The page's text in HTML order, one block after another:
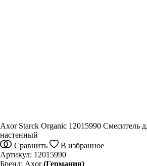
Axor Starck Organic 12015990 Смеситель
настенный
Сравнить
В избранное
Артикул: 12015990
Бренд: Axor (Германия)